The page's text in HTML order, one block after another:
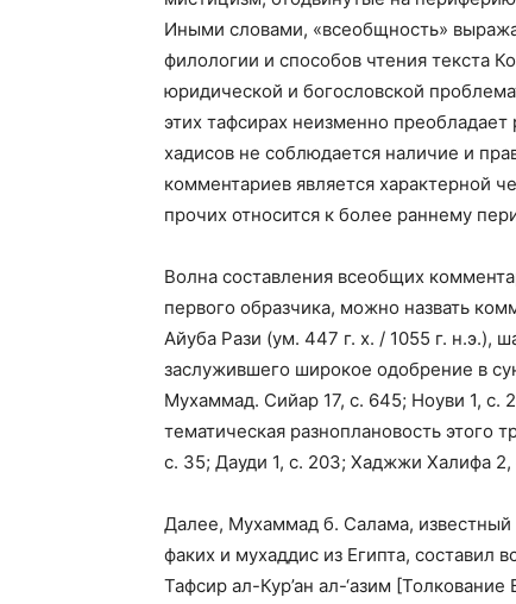
Иными словами, «всеобщность»
филологии и способов чтения текста
юридической и богословской
этих тафсирах неизменно
хадисов не соблюдается наличие и
комментариев является характерной
прочих относится к более раннему
Волна составления всеобщих
первого образчика, можно назвать
Айуба Рази (ум. 447 г. х. / 1055 г. н.э.),
заслужившего широкое одобрение в
Мухаммад. Сийар 17, с. 645; Ноуви 1, с.
тематическая разноплановость этого
с. 35; Дауди 1, с. 203; Хаджжи Халифа 2,
Далее, Мухаммад б. Салама, известный
факих и мухаддис из Египта, составил
Тафсир ал-Кур’ан ал-‘азим